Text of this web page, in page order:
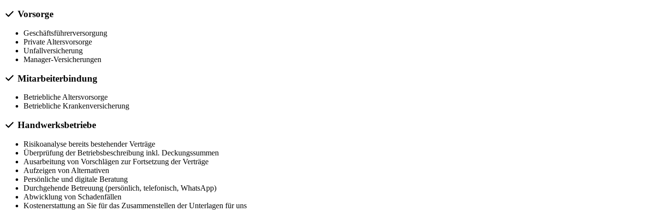
Vorsorge
Geschäftsführerversorgung
Private Altersvorsorge
Unfallversicherung
Manager-Versicherungen
Mitarbeiterbindung
Betriebliche Altersvorsorge
Betriebliche Krankenversicherung
Handwerksbetriebe
Risikoanalyse bereits bestehender Verträge
Überprüfung der Betriebsbeschreibung inkl. Deckungssummen
Ausarbeitung von Vorschlägen zur Fortsetzung der Verträge
Aufzeigen von Alternativen
Persönliche und digitale Beratung
Durchgehende Betreuung (persönlich, telefonisch, WhatsApp)
Abwicklung von Schadenfällen
Kostenerstattung an Sie für das Zusammenstellen der Unterlagen für uns